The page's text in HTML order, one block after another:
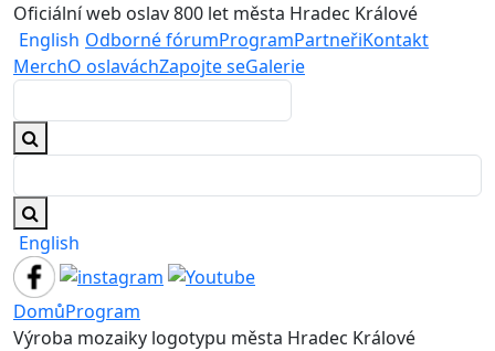
Oficiální web oslav 800 let města Hradec Králové
English Odborné fórumProgramPartneřiKontakt
MerchO oslaváchZapojte seGalerie
English
DomůProgram
Výroba mozaiky logotypu města Hradec Králové